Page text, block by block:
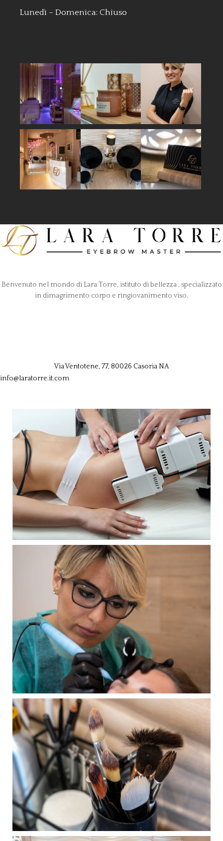
Lunedì – Domenica: Chiuso
Benvenuto nel mondo di Lara Torre, istituto di bellezza , specializzato
in dimagrimento corpo e ringiovanimento viso.
Via Ventotene, 77, 80026 Casoria NA
info@laratorre.it.com